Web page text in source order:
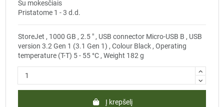
Su mokesčiais
Pristatome 1 - 3 d.d.
StoreJet , 1000 GB , 2.5 " , USB connector Micro-USB B , USB
version 3.2 Gen 1 (3.1 Gen 1) , Colour Black , Operating
temperature (T-T) 5 - 55 °C , Weight 182 g
Į krepšelį